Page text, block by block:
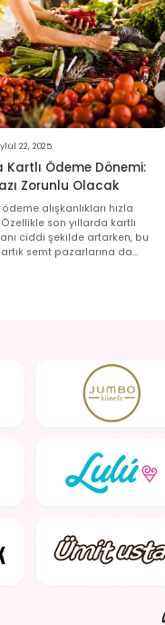
22, 2025
Kartlı Ödeme Dönemi:
Zorunlu Olacak
ödeme alışkanlıkları hızla
son yıllarda kartlı
ciddi şekilde artarken, bu
semt pazarlarına da